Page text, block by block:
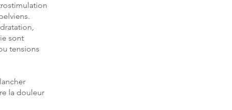
sont
tensions
la douleur